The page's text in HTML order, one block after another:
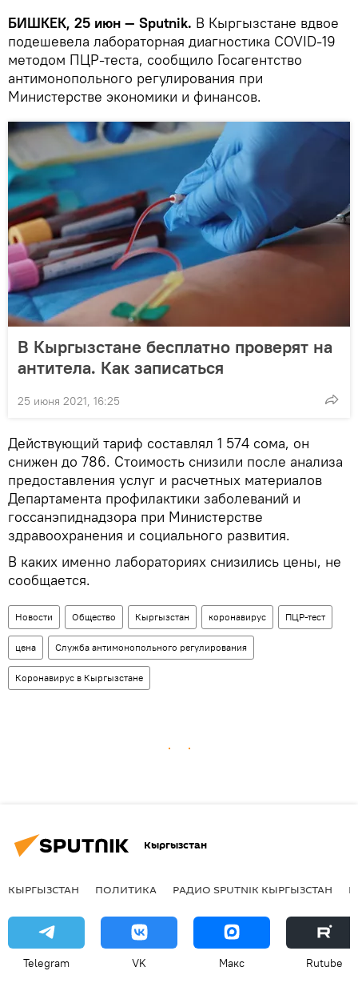
БИШКЕК, 25 июн — Sputnik. В Кыргызстане вдвое
подешевела лабораторная диагностика СOVID-19
методом ПЦР-теста, сообщило Госагентство
антимонопольного регулирования при
Министерстве экономики и финансов.
В Кыргызстане бесплатно проверят на
антитела. Как записаться
25 июня 2021, 16:25
Действующий тариф составлял 1 574 сома, он
снижен до 786. Стоимость снизили после анализа
предоставления услуг и расчетных материалов
Департамента профилактики заболеваний и
госсанэпиднадзора при Министерстве
здравоохранения и социального развития.
В каких именно лабораториях снизились цены, не
сообщается.
Новости Общество Кыргызстан коронавирус ПЦР-тест
цена Служба антимонопольного регулирования
Коронавирус в Кыргызстане
Кыргызстан
КЫРГЫЗСТАН ПОЛИТИКА РАДИО SPUTNIK КЫРГЫЗСТАН
Telegram VK Макс Rutube